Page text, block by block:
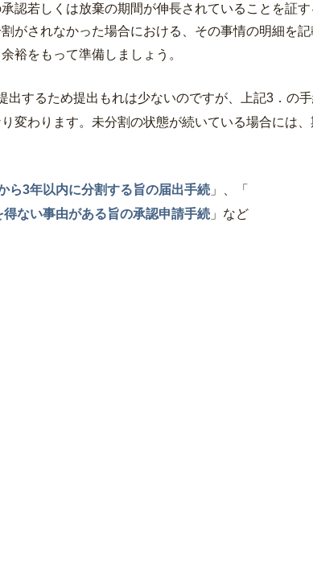
認若しくは放棄の期間が伸長されていることを証
されなかった場合における、その事情の明細を記
裕をもって準備しましょう。
するため提出もれは少ないのですが、上記3．の
変わります。未分割の状態が続いている場合には
3年以内に分割する旨の届出手続 」、「
ない事由がある旨の承認申請手続 」など